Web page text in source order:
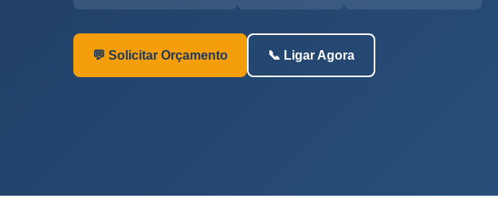
💬 Solicitar Orçamento 📞 Ligar Agora